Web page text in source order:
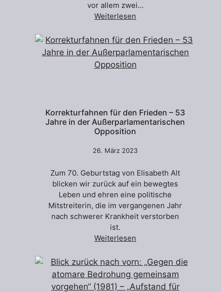
vor allem zwei…
Weiterlesen
Korrekturfahnen für den Frieden – 53
Jahre in der Außerparlamentarischen
Opposition
26. März 2023
Zum 70. Geburtstag von Elisabeth Alt
blicken wir zurück auf ein bewegtes
Leben und ehren eine politische
Mitstreiterin, die im vergangenen Jahr
nach schwerer Krankheit verstorben
ist.
Weiterlesen